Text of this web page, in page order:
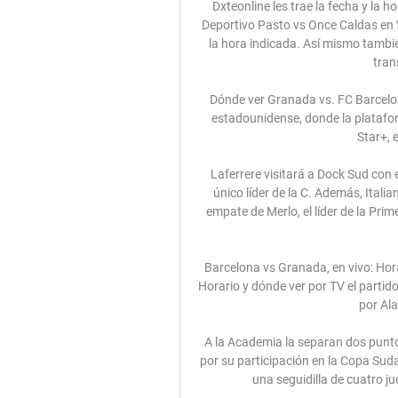
Dxteonline les trae la fecha y la hora de dicho encuentro para que puedan ver el partido Deportivo Pasto vs Once Caldas en Vivo por su canal favorito en sus respectivos países y a la hora indicada. Así mismo también podrán ver este partido en algunas paginas web de transmicion online o en vivo.

Dónde ver Granada vs. FC Barcelona en TV, streaming y 6 oct 2023 — Fuera de territorio estadounidense, donde la plataforma ESPN+ es la opción en streaming, está disponible Star+, el servicio de Internet que ...

Laferrere visitará a Dock Sud con el sueño de ganar y quedar a un punto de Cañuelas, el único líder de la C. Además, Italiano será local ante Excursio. El sueño está vivo. Tras el empate de Merlo, el líder de la Primera C es uno solo: Cañuelas. Y es por eso que Laferrere buscará meterle

Barcelona vs Granada, en vivo: Horario y dónde ver por TV Barcelona vs Granada, en vivo: Horario y dónde ver por TV el partido de la jornada 24 de LaLiga. Publicado 10 febrero, 2024 por Alan Osornio. Barcelona vs ...

A la Academia la separan dos puntos del líder Nacional Potosí, que no juega en esta fecha por su participación en la Copa Sudamericana. Los académicos empiezan esta jornada con una seguidilla de cuatro juegos sin salir de La Paz, en la que la meta, es …

España y Níger disputan su segundo encuentro de la Copa Mundial de la FIFA de la categoría Sub-17, el Jawaharlal Nehru Stadium será el escenario en el que estas dos selecciones intenten llevarse la victoria de cara a sus aspiraciones para la segunda ronda en el grupo D.

Transmisiones Automáticas de Pachuca S.A. de C.V. 115m Puertas automáticas pachuca 114m HG POWER CENTER 41m Brito Soriano Manuel 183m Partes y Refacciones Hidalgo 206m Grupo Esquivel Autopartes 41m Llantas y Lubricantes Nasmar S.A. de C.V. 41m. Lugares cercanos Transmiciones Automaticas de Pachuca S.A. de C.V. Carnitas "Piolín" 2m Oxxo 3m.

(Por NTM)- Por el partido que tienen pendiente de la décima fecha de la Superliga del fútbol argentino, Godoy Cruz y Lanús jugarán hoy en Mendoza, el encuentro fue postergado por la participación del ‘Granate´ en la final de la Copa Libertadores 2017. El encuentro se jugará desde las 21.10 en el estadio Malvinas Argentinas de […]

0 vs 0 ResumenLiga Pro 2019 Centro Deportivo Olmedo vs UniversidadCatólica Estadio Olímpico de Riobamba 18/10/19 – 19h15 Árbitro central: Augusto Aragón A1: Andrés Tola A2: Juan Cruz 4to: Christian Aguirre Asesor de Arb: Sergio Flores Comisario: Jaime Camacho Minuto a minuto Olmedo 1. Iván Brun 29. Ángel Viotti 3. Nicolás Ortiz 18.

Salamanca CF UDS "B" Real Salamanca Monterrey CF 2015 - 2016 Salamanca CF UDS: CD Hergar Camelot Helmántica CDF Helmántico 2014 - 2015 Unionistas de Salamanca: CDF Helmántico CD Hergar Camelot Helmántica. 38 equipos (León, Segovia y Valladolid) 8.

Uruguay Sub-20 y Ecuador Sub-20 disputarán el partido lunes 14 - enero - 2013 por la jornada 3 del campeonato: Sudamericano Sub-20. El escenario para el encuentro Uruguay Sub-20 vs Ecuador Sub-20 es el Bicentenario ciudad - San Juan, Argentina.

Instituto quiere reponerse del mal arranque de la Primera Nacional tras las derrotas ante Sarmiento y Villa Dálmine. El plantel entrenó este martes en el La Agustina pensando en el cruce con Deportivo Riestra por la fecha 3 en condición de visitante.

Este mediodía, la Divisional Profesional de la Asociación Paraguaya de Fútbol programó las dos últimas fechas del campeonato Apertura. Por la fecha 21, River Plate enfrentará al Campeón Olimpia, en el Edatadio Río Parapití del Club2 de mayo desde las 19:10.

River-Godoy Cruz y Lanús-Banfield, los destacados del domingo. El elenco Millonario viaja a Mendoza para llevarse tres puntos vitales para seguir trepando en la tabla, en el marco de la 18ª fecha del